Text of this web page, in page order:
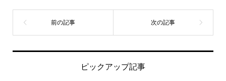
ピックアップ記事